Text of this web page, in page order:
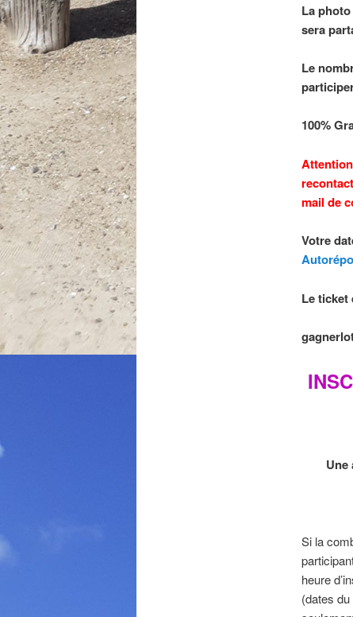
La
sera
Le
100%
mail de
Votre
Le ticket
Une
Si la
heure
(dates